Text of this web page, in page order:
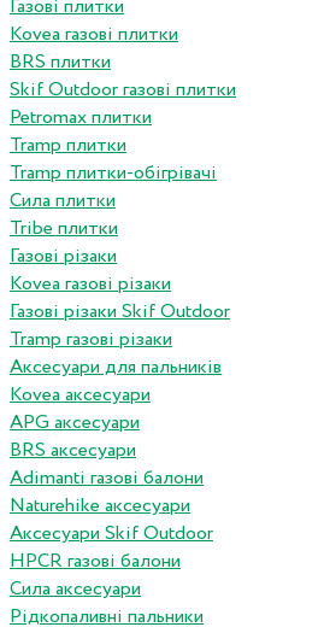
Газові плитки
Kovea газові плитки
BRS плитки
Skif Outdoor газові плитки
Petromax плитки
Tramp плитки
Tramp плитки-обігрівачі
Сила плитки
Tribe плитки
Газові різаки
Kovea газові різаки
Газові різаки Skif Outdoor
Tramp газові різаки
Аксесуари для пальників
Kovea аксесуари
APG аксесуари
BRS аксесуари
Adimanti газові балони
Naturehike аксесуари
Аксесуари Skif Outdoor
HPCR газові балони
Сила аксесуари
Рідкопаливні пальники